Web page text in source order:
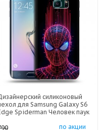
силиконовый
для Samsung Galaxy S6
Spiderman Человек паук
по акции